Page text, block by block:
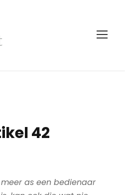
42
meer as een bedienaar